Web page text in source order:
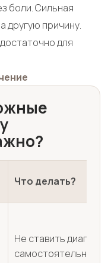
боли. Сильная
другую причину.
для
Что делать?
Не ставить диагноз
самостоятельно;